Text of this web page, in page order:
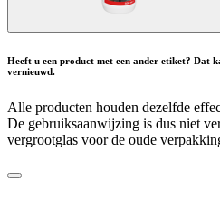
Heeft u een product met een ander etiket? Dat
vernieuwd.
Alle producten houden dezelfde
De gebruiksaanwijzing is dus niet
vergrootglas voor de oude